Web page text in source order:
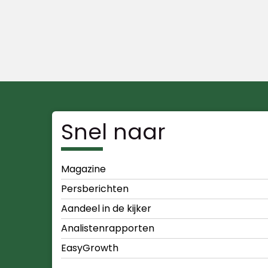
Snel naar
Magazine
Persberichten
Aandeel in de kijker
Analistenrapporten
EasyGrowth